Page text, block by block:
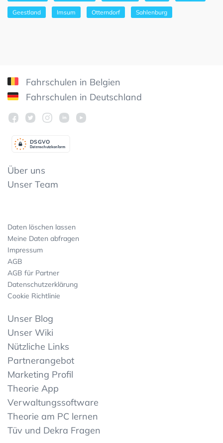
Geestland Imsum Otterndorf Sahlenburg
Fahrschulen in Belgien
Fahrschulen in Deutschland
Datenschutzkonform
DSGVO
Über uns
Unser Team
Daten löschen lassen
Meine Daten abfragen
Impressum
AGB
AGB für Partner
Datenschutzerklärung
Cookie Richtlinie
Unser Blog
Unser Wiki
Nützliche Links
Partnerangebot
Marketing Profil
Theorie App
Verwaltungssoftware
Theorie am PC lernen
Tüv und Dekra Fragen